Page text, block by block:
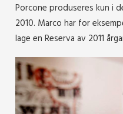
Porcone produseres kun i
2010. Marco har for
lage en Reserva av 2011